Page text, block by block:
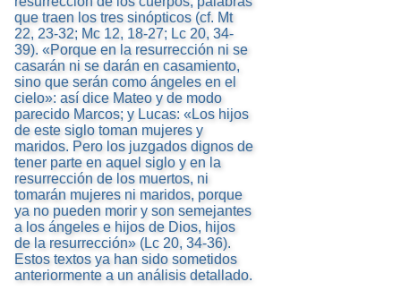
que traen los tres sinópticos (cf. Mt
22, 23-32; Mc 12, 18-27; Lc 20, 34-
39). «Porque en la resurrección ni se
casarán ni se darán en casamiento,
sino que serán como ángeles en el
cielo»: así dice Mateo y de modo
parecido Marcos; y Lucas: «Los hijos
de este siglo toman mujeres y
maridos. Pero los juzgados dignos de
tener parte en aquel siglo y en la
resurrección de los muertos, ni
tomarán mujeres ni maridos, porque
ya no pueden morir y son semejantes
a los ángeles e hijos de Dios, hijos
de la resurrección» (Lc 20, 34-36).
Estos textos ya han sido sometidos
anteriormente a un análisis detallado.